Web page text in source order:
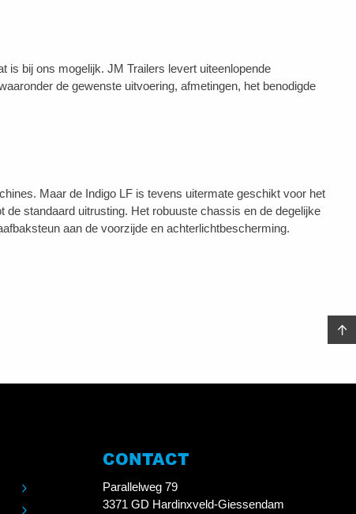
is bij ons mogelijk. JM Trailers levert uiteenlopende
de gewenste uitvoering, afmetingen, het benodigde
Maar de Indigo LF is tevens uitermate geschikt voor het
standaard uitrusting. Het robuuste chassis en de degelijke
aan de voorzijde en achterlichtbescherming.
CONTACT
Parallelweg 79
3371 GD Hardinxveld-Giessendam